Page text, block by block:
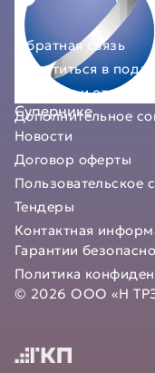
Супернике
Обратная связь
Обратиться в
Вопросы и ответы
Дополнительное
Новости
Договор оферты
Пользовательское
Тендеры
Контактная
Гарантии
Политика
© 2026 ООО «Н